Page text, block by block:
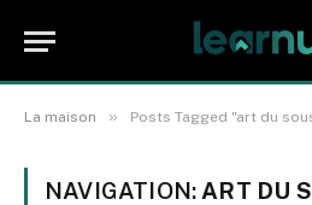
La maison » Posts Tagged "art du
NAVIGATION: ART DU